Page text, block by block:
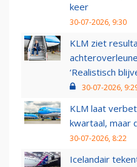
keer
30-07-2026, 9:30
KLM ziet
‘Realistisch
30-07-2026,
KLM laat
kwartaal, maar
30-07-2026, 8:22
Icelandair